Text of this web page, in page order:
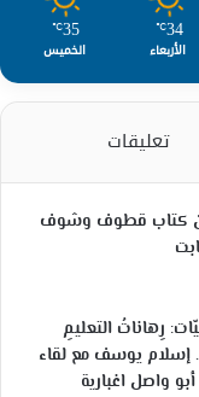
34
℃
الأربعاء
35
℃
الخميس
تعليقات
من كتاب قطوف وشوف
رِهاناتُ التعليمِ
إسلام يوسف مع لقاء
واصل اغبارية